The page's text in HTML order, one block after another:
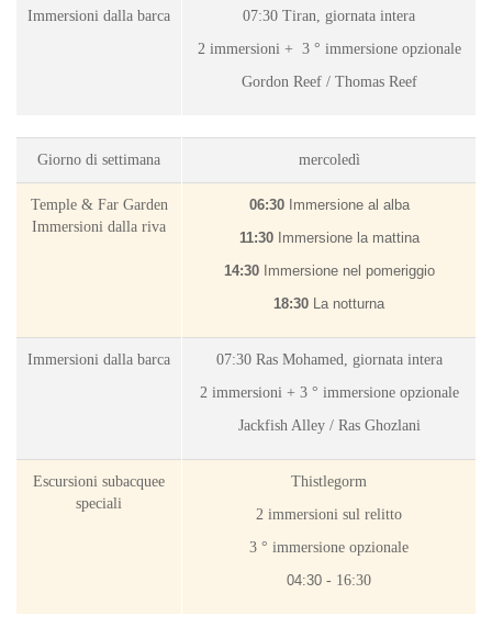
Immersioni dalla barca
07:30 Tiran, giornata intera
2 immersioni + 3 ° immersione opzionale
Gordon Reef / Thomas Reef
Giorno di settimana mercoledì
Temple & Far Garden
Immersioni dalla riva
06:30Immersione al alba
11:30 Immersione la mattina
14:30Immersione nel pomeriggio
18:30 La notturna
Immersioni dalla barca
07:30 Ras Mohamed, giornata intera
2 immersioni + 3 ° immersione opzionale
Jackfish Alley / Ras Ghozlani
Escursioni subacquee
speciali
Thistlegorm
2 immersioni sul relitto
3 ° immersione opzionale
04:30 - 16:30